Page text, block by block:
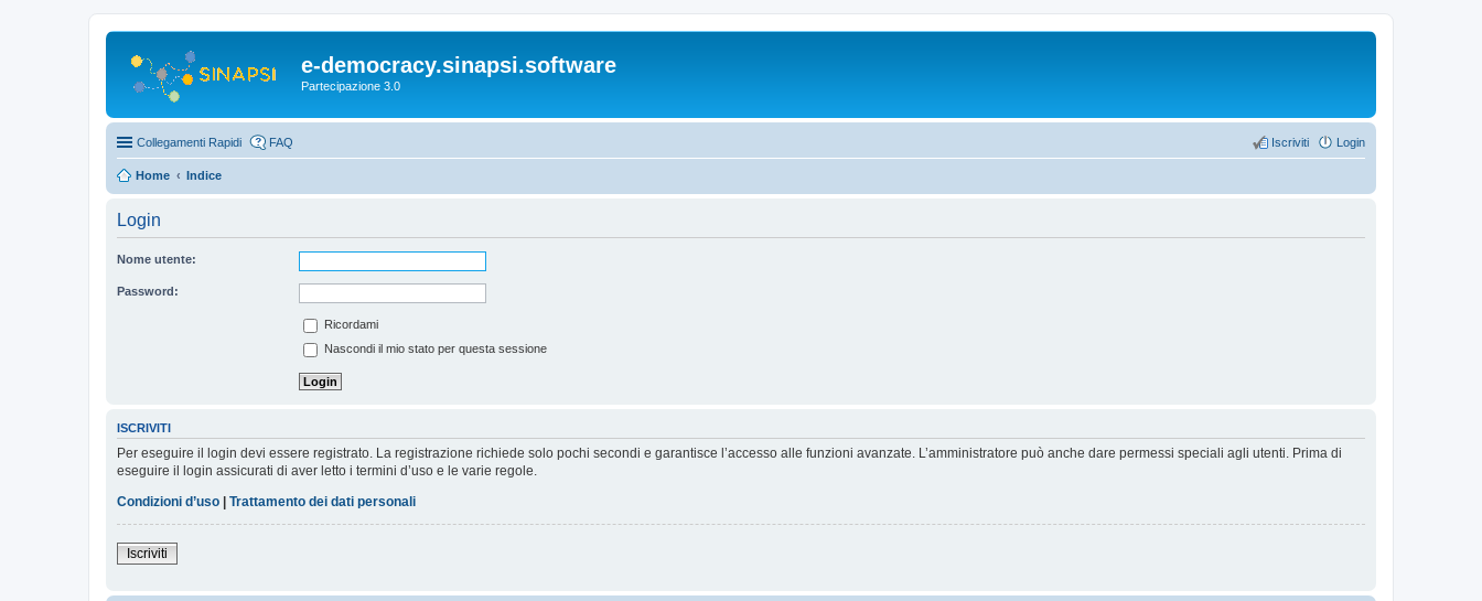
e-democracy.sinapsi.software
Partecipazione 3.0
Collegamenti Rapidi FAQ Login
Iscriviti
Home Indice
Login
Nome utente:
Password:
Ricordami
Nascondi il mio stato per questa sessione
ISCRIVITI
Per eseguire il login devi essere registrato. La registrazione richiede solo pochi secondi e garantisce l’accesso alle funzioni avanzate. L’amministratore può anche dare permessi speciali agli utenti. Prima di
eseguire il login assicurati di aver letto i termini d’uso e le varie regole.
Condizioni d’uso
Trattamento dei dati personali
Iscriviti